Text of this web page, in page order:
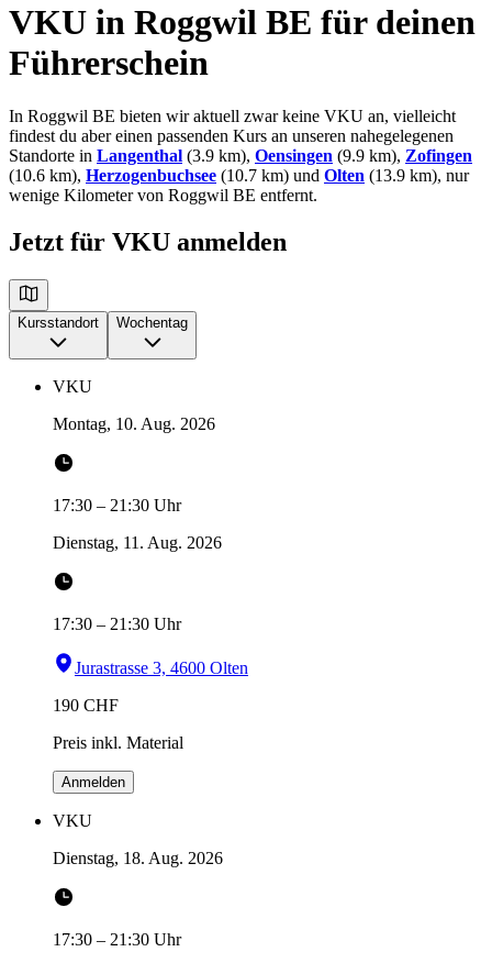
VKU in Roggwil BE für deinen
Führerschein
In Roggwil BE bieten wir aktuell zwar keine VKU an, vielleicht
findest du aber einen passenden Kurs an unseren nahegelegenen
Standorte in Langenthal (3.9 km), Oensingen (9.9 km), Zofingen
(10.6 km), Herzogenbuchsee (10.7 km) und Olten (13.9 km), nur
wenige Kilometer von Roggwil BE entfernt.
Jetzt für VKU anmelden
Kursstandort Wochentag
VKU
Montag, 10. Aug. 2026
17:30 – 21:30 Uhr
Dienstag, 11. Aug. 2026
17:30 – 21:30 Uhr
Jurastrasse 3, 4600 Olten
190 CHF
Preis inkl. Material
Anmelden
VKU
Dienstag, 18. Aug. 2026
17:30 – 21:30 Uhr